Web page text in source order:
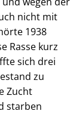
nicht mit
1938
Rasse kurz
sich drei
zu
Zucht
starben